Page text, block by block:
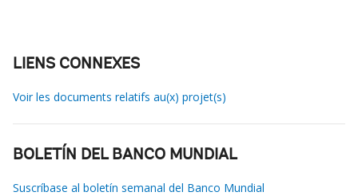
LIENS CONNEXES
Voir les documents relatifs au(x) projet(s)
BOLETÍN DEL BANCO MUNDIAL
Suscríbase al boletín semanal del Banco Mundial